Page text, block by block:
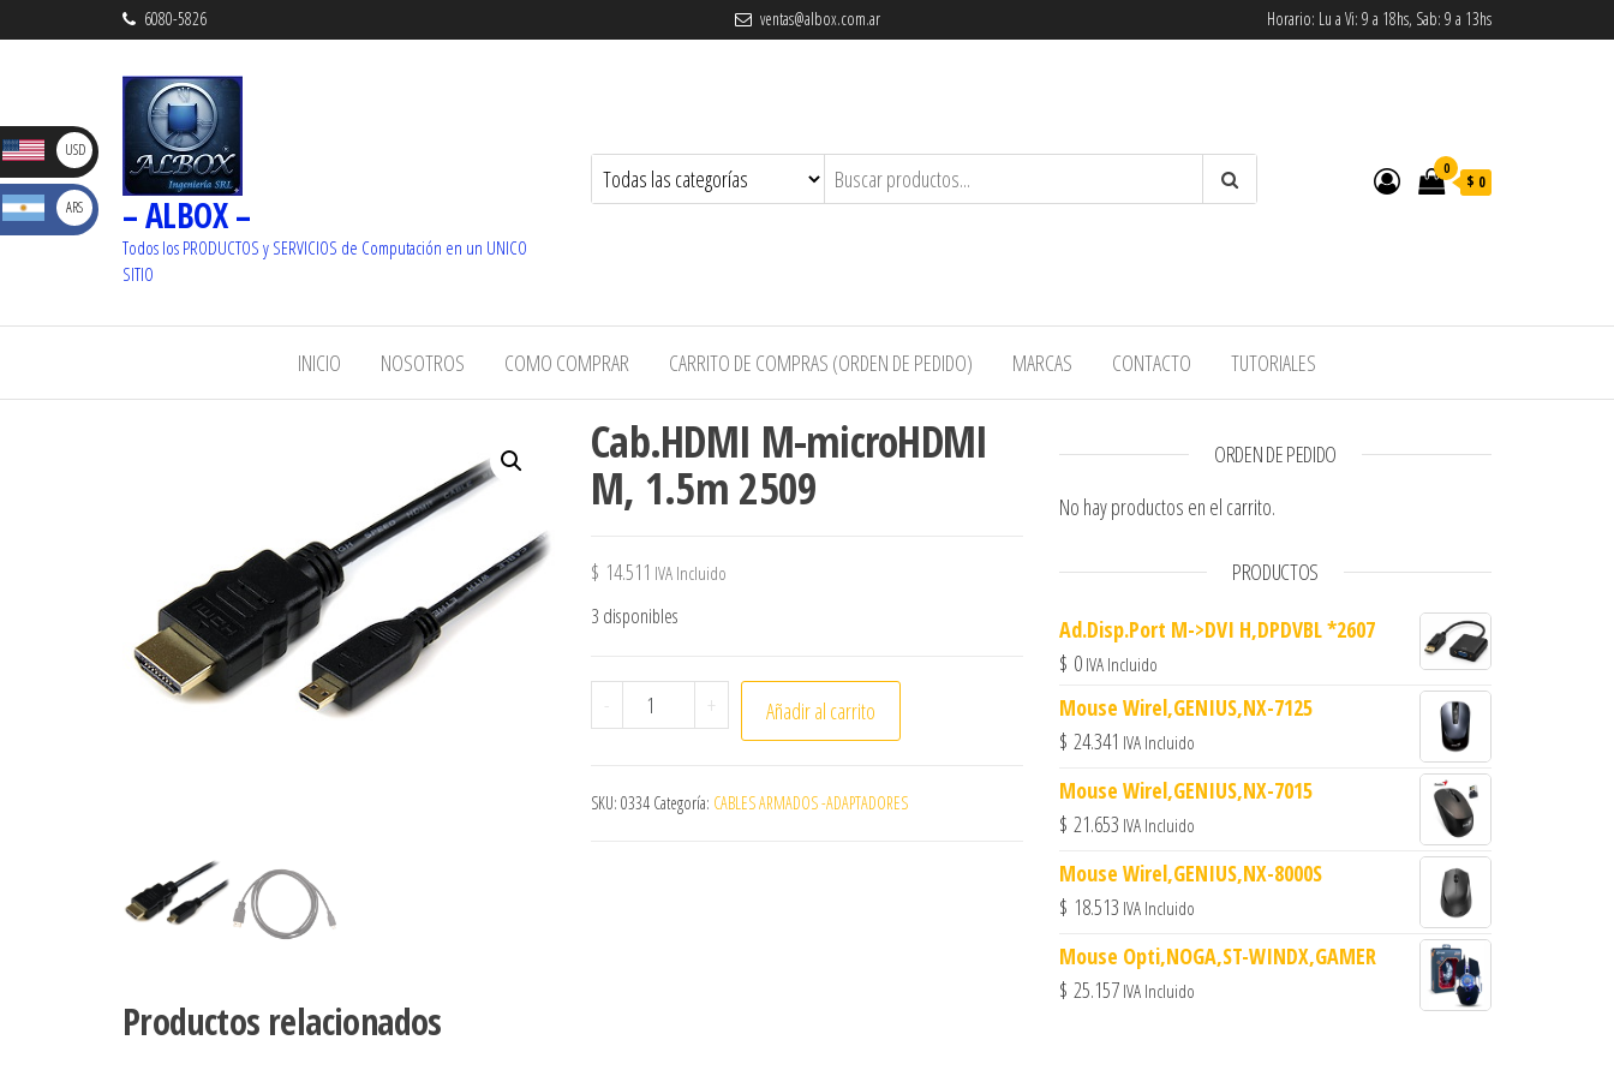
6080-5826 ventas@albox.com.ar Horario: Lu a Vi: 9 a 18hs, Sab: 9 a 13hs
– ALBOX –
Todos los PRODUCTOS y SERVICIOS de Computación en un UNICO
SITIO
0
$ 0
INICIO NOSOTROS COMO COMPRAR CARRITO DE COMPRAS (ORDEN DE PEDIDO) MARCAS CONTACTO TUTORIALES
Cab.HDMI M-microHDMI
M, 1.5m 2509
$ 14.511 IVA Incluido
3 disponibles
- Cab.HDMI M-microHDMI M, 1.5m 2509 cantidad
+ Añadir al carrito
SKU: 0334 Categoría: CABLES ARMADOS -ADAPTADORES
Productos relacionados
ORDEN DE PEDIDO
No hay productos en el carrito.
PRODUCTOS
Ad.Disp.Port M->DVI H,DPDVBL *2607
$ 0 IVA Incluido
Mouse Wirel,GENIUS,NX-7125
$ 24.341 IVA Incluido
Mouse Wirel,GENIUS,NX-7015
$ 21.653 IVA Incluido
Mouse Wirel,GENIUS,NX-8000S
$ 18.513 IVA Incluido
Mouse Opti,NOGA,ST-WINDX,GAMER
$ 25.157 IVA Incluido
USD
_ U$S
ARS